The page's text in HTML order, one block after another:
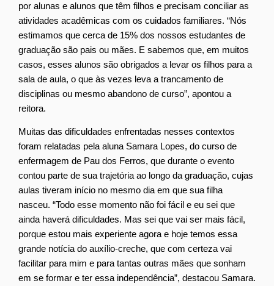
por alunas e alunos que têm filhos e precisam conciliar as
atividades acadêmicas com os cuidados familiares. “Nós
estimamos que cerca de 15% dos nossos estudantes de
graduação são pais ou mães. E sabemos que, em muitos
casos, esses alunos são obrigados a levar os filhos para a
sala de aula, o que às vezes leva a trancamento de
disciplinas ou mesmo abandono de curso”, apontou a
reitora.
Muitas das dificuldades enfrentadas nesses contextos
foram relatadas pela aluna Samara Lopes, do curso de
enfermagem de Pau dos Ferros, que durante o evento
contou parte de sua trajetória ao longo da graduação, cujas
aulas tiveram início no mesmo dia em que sua filha
nasceu. “Todo esse momento não foi fácil e eu sei que
ainda haverá dificuldades. Mas sei que vai ser mais fácil,
porque estou mais experiente agora e hoje temos essa
grande notícia do auxílio-creche, que com certeza vai
facilitar para mim e para tantas outras mães que sonham
em se formar e ter essa independência”, destacou Samara.